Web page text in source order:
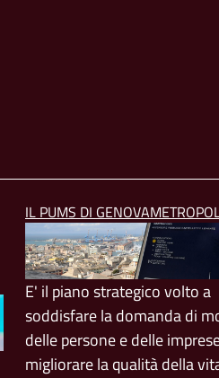
IL PUMS DI
E' il piano strategico volto a
soddisfare la domanda di
delle persone e delle
migliorare la qualità della